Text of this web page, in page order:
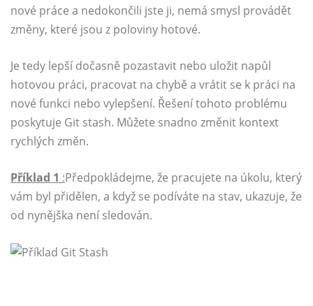
nové práce a nedokončili jste ji, nemá smysl provádět
změny, které jsou z poloviny hotové.
Je tedy lepší dočasně pozastavit nebo uložit napůl
hotovou práci, pracovat na chybě a vrátit se k práci na
nové funkci nebo vylepšení. Řešení tohoto problému
poskytuje Git stash. Můžete snadno změnit kontext
rychlých změn.
Příklad 1 :Předpokládejme, že pracujete na úkolu, který
vám byl přidělen, a když se podíváte na stav, ukazuje, že
od nynějška není sledován.